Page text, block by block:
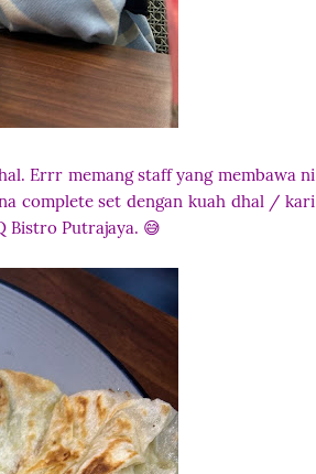
Errr memang staff yang membawa ni
complete set dengan kuah dhal / kari
Bistro Putrajaya. 😅